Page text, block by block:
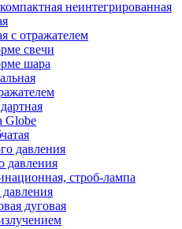
неинтегрированная
с отражателем
свечи
шара
Globe
давления
давления
строб-лампа
дуговая